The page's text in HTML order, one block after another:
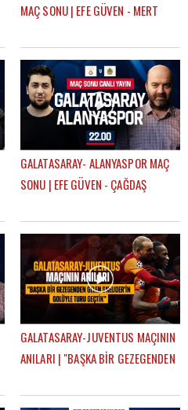
MAÇ SONU | EFE GÜVEN - MERT
GALATASARAY- ALANYASPOR MAÇ
SONU | EFE GÜVEN - ÇAĞDAŞ
GALATASARAY-JUVENTUS MAÇININ
ANILARI | "BAŞKA BİR GEZEGENDEN
GEÇTİK"